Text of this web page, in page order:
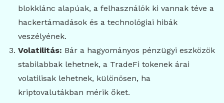
blokklánc alapúak, a felhasználók ki vannak téve a
hackertámadások és a technológiai hibák
veszélyének.
Volatilitás: Bár a hagyományos pénzügyi eszközök
stabilabbak lehetnek, a TradeFi tokenek árai
volatilisak lehetnek, különösen, ha
kriptovalutákban mérik őket.